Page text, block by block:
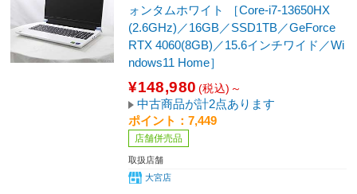
ォンタムホワイト ［Core-i7-13650HX
(2.6GHz)／16GB／SSD1TB／GeForce
RTX 4060(8GB)／15.6インチワイド／Wi
ndows11 Home］
¥148,980 (税込)～
中古商品が計2点あります
ポイント：7,449
店舗併売品
取扱店舗
大宮店